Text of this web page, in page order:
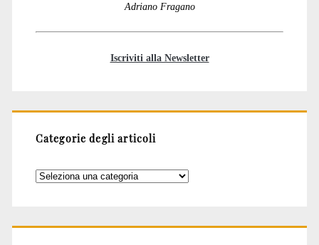
Adriano Fragano
Iscriviti alla Newsletter
Categorie degli articoli
Categorie